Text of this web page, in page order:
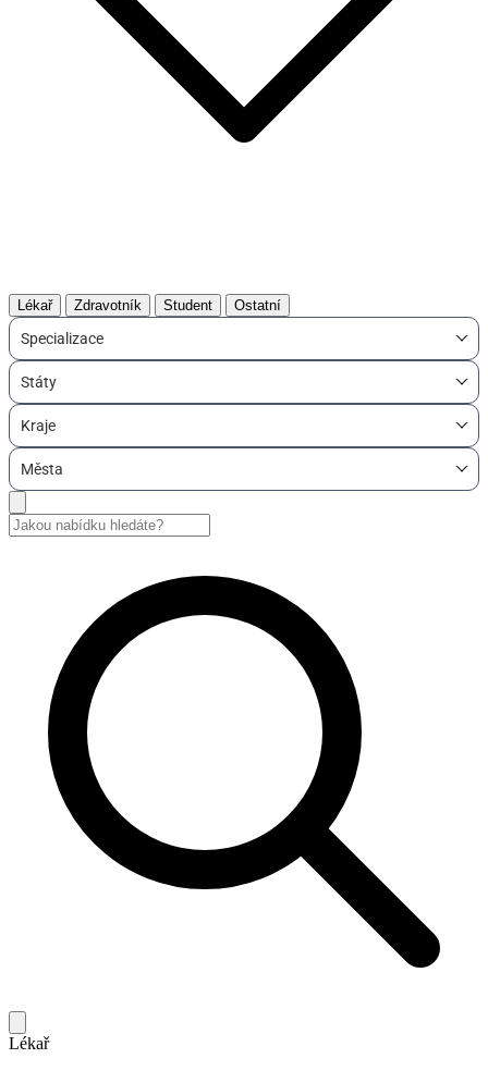
Lékař Zdravotník Student Ostatní
Specializace
Státy
Kraje
Města
Lékař